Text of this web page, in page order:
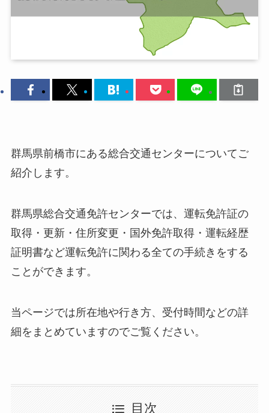
群馬県前橋市にある総合交通センターについてご
紹介します。
群馬県総合交通免許センターでは、運転免許証の
取得・更新・住所変更・国外免許取得・運転経歴
証明書など運転免許に関わる全ての手続きをする
ことができます。
当ページでは所在地や行き方、受付時間などの詳
細をまとめていますのでご覧ください。
目次